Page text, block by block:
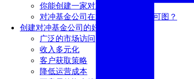
你能创建一家对冲基金公司吗？
对冲基金公司在2024年是否有利可图？
创建对冲基金公司的好处
广泛的市场访问
收入多元化
客户获取策略
降低运营成本